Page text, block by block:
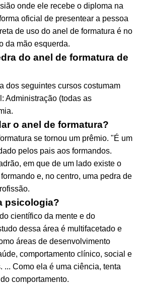
onde ele recebe o diploma na
oficial de presentear a pessoa
de uso do anel de formatura é no
da mão esquerda.
do anel de formatura de
dos seguintes cursos costumam
Administração (todas as
o anel de formatura?
se tornou um prêmio. "É um
pelos pais aos formandos.
em que de um lado existe o
e, no centro, uma pedra de
psicologia?
científico da mente e do
dessa área é multifacetado e
áreas de desenvolvimento
comportamento clínico, social e
... Como ela é uma ciência, tenta
comportamento.